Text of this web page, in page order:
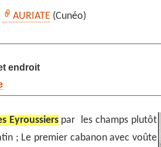
AURIATE (Cunéo)
endroit
Eyroussierspar les champs plutôt
; Le premier cabanon avec voûte